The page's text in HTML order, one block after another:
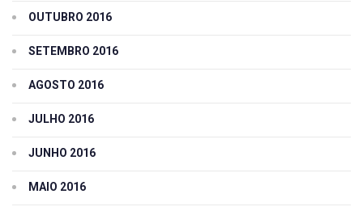
OUTUBRO 2016
SETEMBRO 2016
AGOSTO 2016
JULHO 2016
JUNHO 2016
MAIO 2016